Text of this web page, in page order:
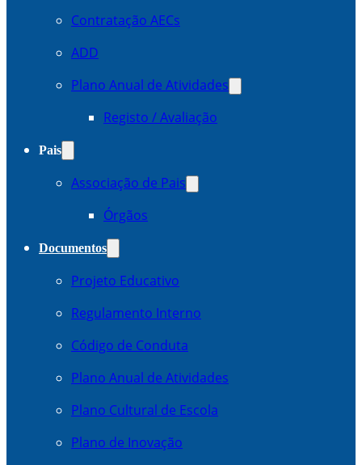
Contratação AECs
ADD
Plano Anual de Atividades
Registo / Avaliação
Pais
Associação de Pais
Órgãos
Documentos
Projeto Educativo
Regulamento Interno
Código de Conduta
Plano Anual de Atividades
Plano Cultural de Escola
Plano de Inovação